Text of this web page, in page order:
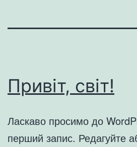
Привіт, світ!
Ласкаво просимо до
перший запис. Редагуйте